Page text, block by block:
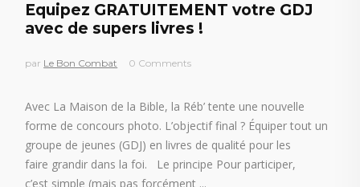
Equipez GRATUITEMENT votre GDJ
avec de supers livres !
par Le Bon Combat 0 Comments
Avec La Maison de la Bible, la Réb’ tente une nouvelle
forme de concours photo. L’objectif final ? Équiper tout un
groupe de jeunes (GDJ) en livres de qualité pour les
faire grandir dans la foi. Le principe Pour participer,
c’est simple (mais pas forcément